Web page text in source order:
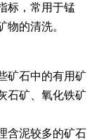
标，常用于锰
的清洗。
矿石中的有用矿
石矿、氧化铁矿
含泥较多的矿石